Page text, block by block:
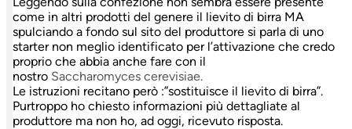
come in altri prodotti del genere il lievito di birra MA
spulciando a fondo sul sito del produttore si parla di uno
starter non meglio identificato per l’attivazione che credo
proprio che abbia anche fare con il
nostro Saccharomyces cerevisiae.
Le istruzioni recitano però :”sostituisce il lievito di birra”.
Purtroppo ho chiesto informazioni più dettagliate al
produttore ma non ho, ad oggi, ricevuto risposta.